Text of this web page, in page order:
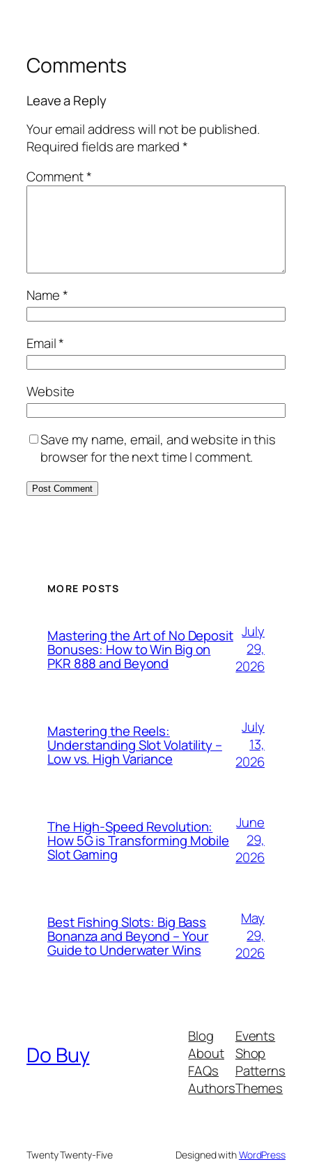
Comments
Leave a Reply
Your email address will not be published.
Required fields are marked*
Comment*
Name*
Email*
Website
Save my name, email, and website in this
browser for the next time I comment.
MORE POSTS
Mastering the Art of No Deposit
Bonuses: How to Win Big on
PKR 888 and Beyond
July
29,
2026
Mastering the Reels:
Understanding Slot Volatility –
Low vs. High Variance
July
13,
2026
The High-Speed Revolution:
How 5G is Transforming Mobile
Slot Gaming
June
29,
2026
Best Fishing Slots: Big Bass
Bonanza and Beyond – Your
Guide to Underwater Wins
May
29,
2026
Do Buy
Blog
About
FAQs
Authors
Events
Shop
Patterns
Themes
Twenty Twenty-Five Designed withWordPress